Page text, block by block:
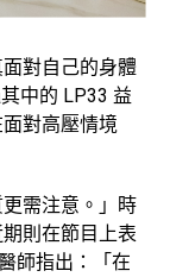
對自己的身體
中的 LP33 益
對高壓情境
需注意。」時
則在節目上表
師指出：「在